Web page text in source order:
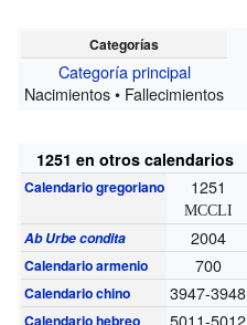
Categorías
Categoría principal
Nacimientos • Fallecimientos
1251 en otros calendarios
Calendario gregoriano 1251
MCCLI
Ab Urbe condita 2004
Calendario armenio 700
Calendario chino 3947-3948